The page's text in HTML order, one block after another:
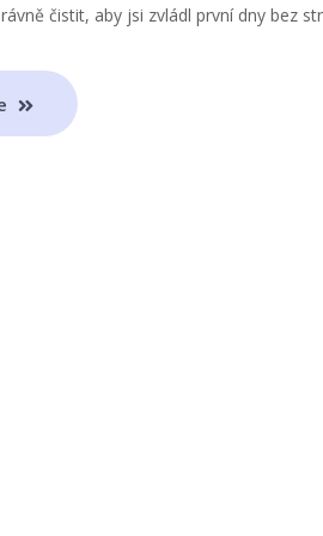
čistit, aby jsi zvládl první dny bez